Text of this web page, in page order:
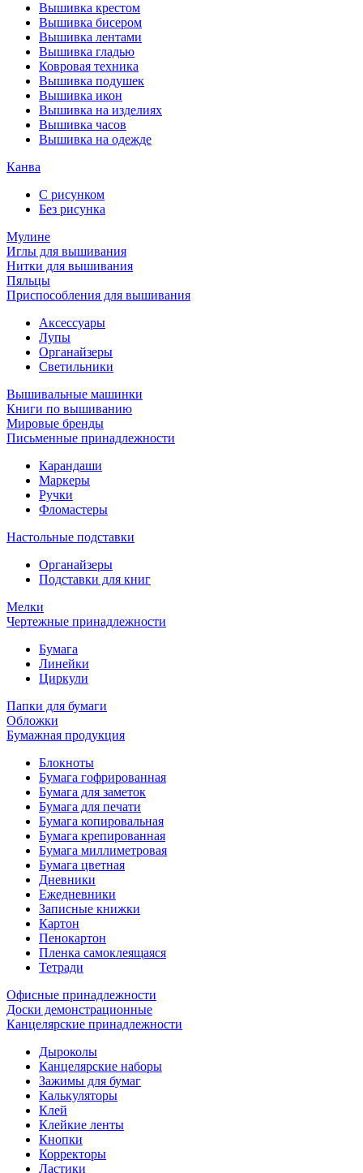
Вышивка крестом
Вышивка бисером
Вышивка лентами
Вышивка гладью
Ковровая техника
Вышивка подушек
Вышивка икон
Вышивка на изделиях
Вышивка часов
Вышивка на одежде
Канва
С рисунком
Без рисунка
Мулине
Иглы для вышивания
Нитки для вышивания
Пяльцы
Приспособления для вышивания
Аксессуары
Лупы
Органайзеры
Светильники
Вышивальные машинки
Книги по вышиванию
Мировые бренды
Письменные принадлежности
Карандаши
Маркеры
Ручки
Фломастеры
Настольные подставки
Органайзеры
Подставки для книг
Мелки
Чертежные принадлежности
Бумага
Линейки
Циркули
Папки для бумаги
Обложки
Бумажная продукция
Блокноты
Бумага гофрированная
Бумага для заметок
Бумага для печати
Бумага копировальная
Бумага крепированная
Бумага миллиметровая
Бумага цветная
Дневники
Ежедневники
Записные книжки
Картон
Пенокартон
Пленка самоклеящаяся
Тетради
Офисные принадлежности
Доски демонстрационные
Канцелярские принадлежности
Дыроколы
Канцелярские наборы
Зажимы для бумаг
Калькуляторы
Клей
Клейкие ленты
Кнопки
Корректоры
Ластики